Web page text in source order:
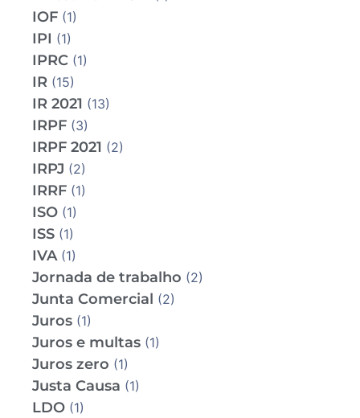
IOF (1)
IPI (1)
IPRC (1)
IR (15)
IR 2021 (13)
IRPF (3)
IRPF 2021 (2)
IRPJ (2)
IRRF (1)
ISO (1)
ISS (1)
IVA(1)
Jornada de trabalho (2)
Junta Comercial (2)
Juros (1)
Juros e multas (1)
Juros zero (1)
Justa Causa (1)
LDO (1)